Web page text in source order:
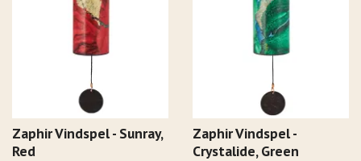
Zaphir Vindspel - Sunray,
Red
Zaphir Vindspel -
Crystalide, Green